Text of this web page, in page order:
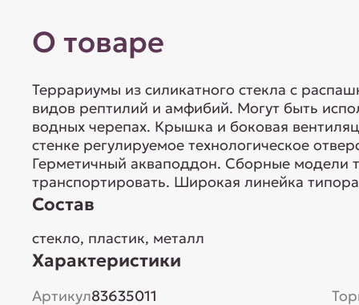
О товаре
Террариумы из силикатного стекла с
видов рептилий и амфибий. Могут быть
водных черепах. Крышка и боковая
стенке регулируемое технологическое
Герметичный акваподдон. Сборные модели
транспортировать. Широкая линейка
Состав
стекло, пластик, металл
Характеристики
Артикул83635011